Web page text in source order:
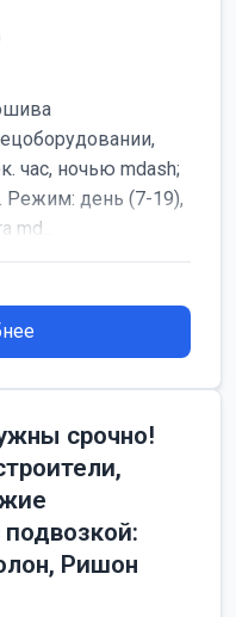
час, ночью mdash;
Режим: день (7-19),
срочно!
Ришон